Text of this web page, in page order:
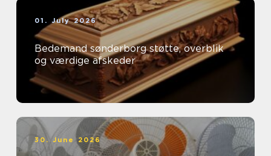
01. July 2026
Bedemand sønderborg støtte, overblik
og værdige afskeder
30. June 2026